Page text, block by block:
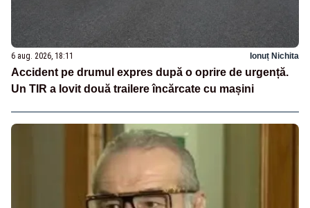
6 aug. 2026, 18:11 Ionuț Nichita
Accident pe drumul expres după o oprire de urgență.
Un TIR a lovit două trailere încărcate cu mașini